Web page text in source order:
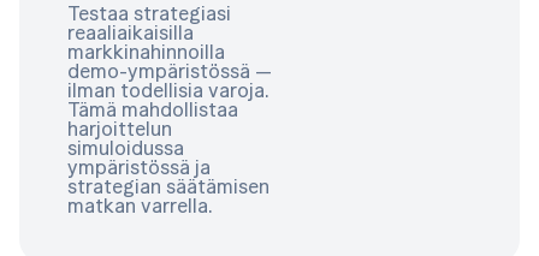
Testaa strategiasi
reaaliaikaisilla
markkinahinnoilla
demo-ympäristössä —
ilman todellisia varoja.
Tämä mahdollistaa
harjoittelun
simuloidussa
ympäristössä ja
strategian säätämisen
matkan varrella.